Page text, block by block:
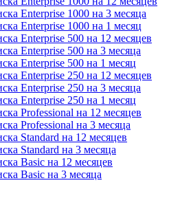
Enterprise 1000 на 3 месяца
Enterprise 1000 на 1 месяц
Enterprise 500 на 12 месяцев
Enterprise 500 на 3 месяца
Enterprise 500 на 1 месяц
Enterprise 250 на 12 месяцев
Enterprise 250 на 3 месяца
Enterprise 250 на 1 месяц
Professional на 12 месяцев
Professional на 3 месяца
Standard на 12 месяцев
Standard на 3 месяца
Basic на 12 месяцев
Basic на 3 месяца